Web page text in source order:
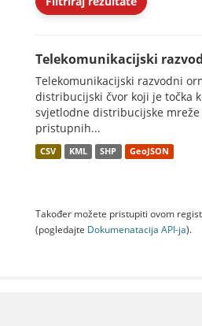
Telekomunikacijski
Telekomunikacijski razvodni
distribucijski čvor koji je točka
svjetlodne distribucijske
pristupnih...
CSV KML SHP GeoJSON
Također možete pristupiti ovom
(pogledajte Dokumenаtаcijа API-jа).